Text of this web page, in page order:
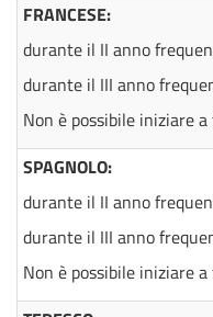
FRANCESE:
durante il II anno
durante il III anno
Non è possibile iniziare
SPAGNOLO:
durante il II anno
durante il III anno
Non è possibile iniziare